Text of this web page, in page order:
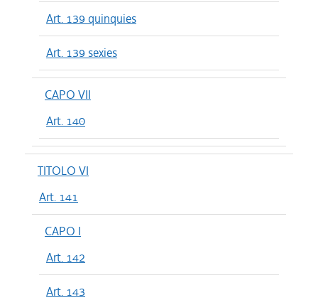
Art. 139 quinquies
Art. 139 sexies
CAPO VII
Art. 140
TITOLO VI
Art. 141
CAPO I
Art. 142
Art. 143